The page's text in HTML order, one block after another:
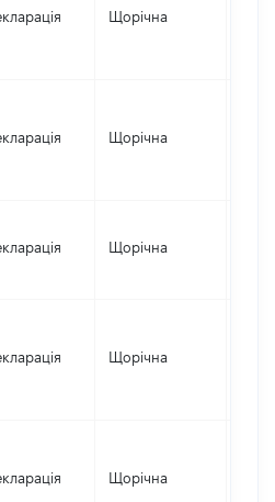
Щорічна
Щорічна
Щорічна
Щорічна
Щорічна